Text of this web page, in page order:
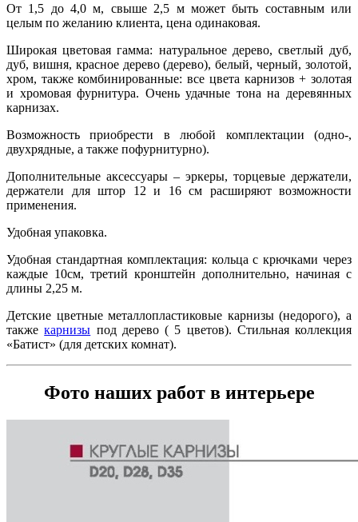
От 1,5 до 4,0 м, свыше 2,5 м может быть составным или
целым по желанию клиента, цена одинаковая.
Широкая цветовая гамма: натуральное дерево, светлый дуб,
дуб, вишня, красное дерево (дерево), белый, черный, золотой,
хром, также комбинированные: все цвета карнизов + золотая
и хромовая фурнитура. Очень удачные тона на деревянных
карнизах.
Возможность приобрести в любой комплектации (одно-,
двухрядные, а также пофурнитурно).
Дополнительные аксессуары – эркеры, торцевые держатели,
держатели для штор 12 и 16 см расширяют возможности
применения.
Удобная упаковка.
Удобная стандартная комплектация: кольца с крючками через
каждые 10см, третий кронштейн дополнительно, начиная с
длины 2,25 м.
Детские цветные металлопластиковые карнизы (недорого), а
такжекарнизы под дерево ( 5 цветов). Стильная коллекция
«Батист» (для детских комнат).
Фото наших работ в интерьере